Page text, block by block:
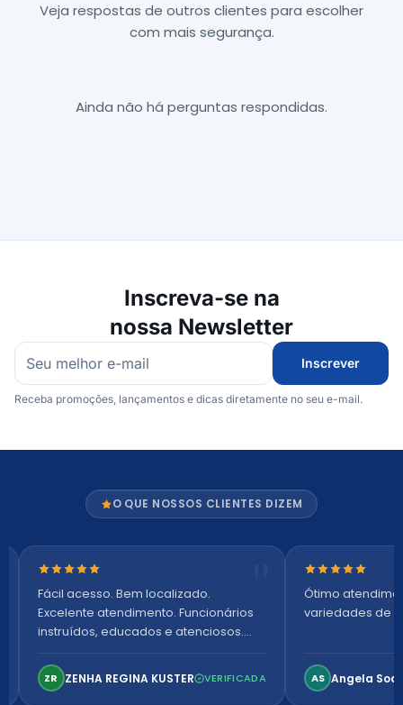
Veja respostas de outros clientes para escolher
com mais segurança.
Ainda não há perguntas respondidas.
Inscreva-se na
nossa Newsletter
Inscrever
Receba promoções, lançamentos e dicas diretamente no seu e-mail.
O QUE NOSSOS CLIENTES DIZEM
Nota 5 de 5 estrelas
Fácil acesso. Bem localizado.
Excelente atendimento. Funcionários
instruídos, educados e atenciosos.
confortável. Perfeito!
ZR ZENHA REGINA KUSTER VERIFICADA
Nota 5 de 5
Ótimo
variedades de
AS Angela